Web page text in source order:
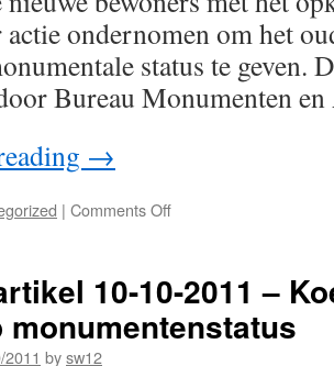
actie ondernomen om het
status te geven.
Bureau Monumenten
→
| Comments Off
10-10-2011 –
monumentenstatus
bysw12